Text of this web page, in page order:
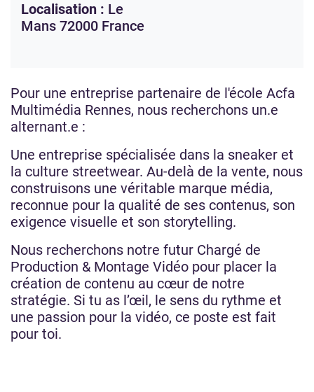
Localisation : Le
Mans 72000 France
Pour une entreprise partenaire de l'école Acfa
Multimédia Rennes, nous recherchons un.e
alternant.e :
Une entreprise spécialisée dans la sneaker et
la culture streetwear. Au-delà de la vente, nous
construisons une véritable marque média,
reconnue pour la qualité de ses contenus, son
exigence visuelle et son storytelling.
Nous recherchons notre futur Chargé de
Production & Montage Vidéo pour placer la
création de contenu au cœur de notre
stratégie. Si tu as l’œil, le sens du rythme et
une passion pour la vidéo, ce poste est fait
pour toi.